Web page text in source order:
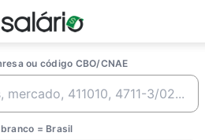
ou código CBO/CNAE
branco = Brasil